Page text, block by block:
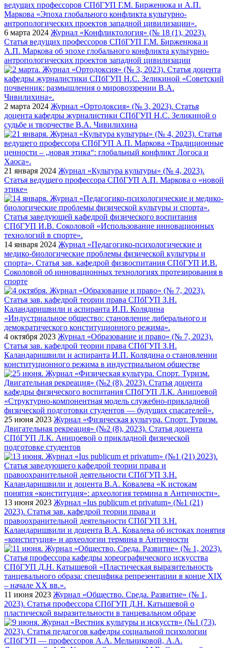
6 марта 2024 Журнал «Конфликтология» (№ 18 (1), 2023).
Статья ведущих профессоров СПбГУП Г.М. Бирженюка и
А.П. Маркова об эпохе глобального конфликта культурно-
антропологических проектов западной цивилизации
2 марта 2024 Журнал «Ортодоксия» (№ 3, 2023). Статья
доцента кафедры журналистики СПбГУП Н.С. Зеликиной о
судьбе и творчестве В.А. Чивилихина
21 января 2024 Журнал «Культура культуры» (№ 4, 2023).
Статья ведущего профессора СПбГУП А.П. Маркова о «новой
этике»
14 января 2024 Журнал «Педагогико-психологические и
медико-биологические проблемы физической культуры и
спорта». Статья зав. кафедрой физвоспитания СПбГУП И.В.
Соколовой об инновационных технологиях протезирования в
спорте
4 октября 2023 Журнал «Образование и право» (№ 7, 2023).
Статья зав. кафедрой теории права СПбГУП З.Н.
Каландаришвили и аспиранта И.П. Колядина о становлении
конституционного режима в индустриальном обществе
25 июня 2023 Журнал «Физическая культура. Спорт. Туризм.
Двигательная рекреация» (№2 (8), 2023). Статья доцента
СПбГУП Л.К. Аницоевой о прикладной физической
подготовке студентов
13 июня 2023 Журнал «Ius publicum et privatum» (№1 (21)
2023). Статья зав. кафедрой теории права и
правоохранительной деятельности СПбГУП З.Н.
Каландаришвили и доцента В.А. Ковалева об истоках понятия
«конституция» и археологии термина в Античности
11 июня 2023 Журнал «Общество. Среда. Развитие» (№ 1,
2023). Статья профессора СПбГУП Д.Н. Катышевой о
пластической выразительности в танцевальном образе